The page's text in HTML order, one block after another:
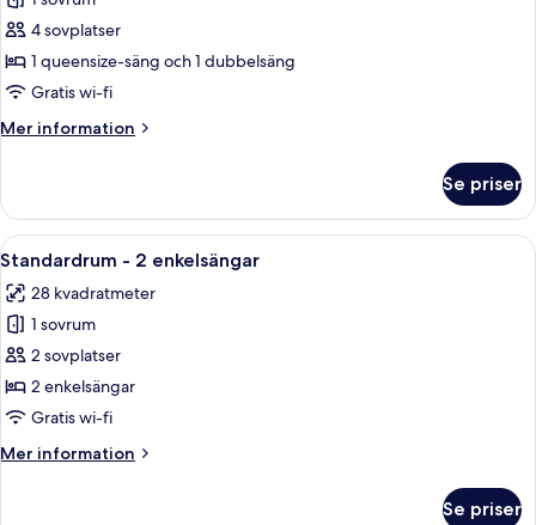
staden
Comfort-
rum
-
sängar
4 sovplatser
1 queensize-säng och 1 dubbelsäng
Gratis wi-fi
Mer information
Mer
rum
flera
(Kids
Theme)
Se priser
Öppna
alla
foton
för
Standardrum
-
2
Ett modernt badrum med en
9
Standardrum - 2 enkelsängar
28 kvadratmeter
1 sovrum
2 sovplatser
2 enkelsängar
Gratis wi-fi
Mer information
Mer
Se priser